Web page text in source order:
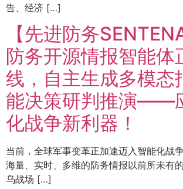
告、经济 […]
【先进防务
防务开源情报智能体
线，自主生成多模态
能决策研判推演——
化战争新利器！
当前，全球军事变革正加速迈入智能化战
海量、实时、多维的防务情报以前所未有
乌战场 […]